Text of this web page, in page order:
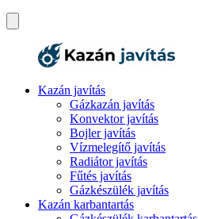
Kazán javítás
Gázkazán javítás
Konvektor javítás
Bojler javítás
Vízmelegítő javítás
Radiátor javítás
Fűtés javítás
Gázkészülék javítás
Kazán karbantartás